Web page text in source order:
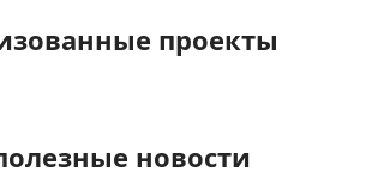
проекты
новости